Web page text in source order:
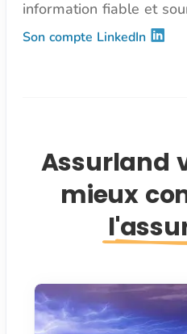
information fiable et
Son compte LinkedIn
Assurland
mieux